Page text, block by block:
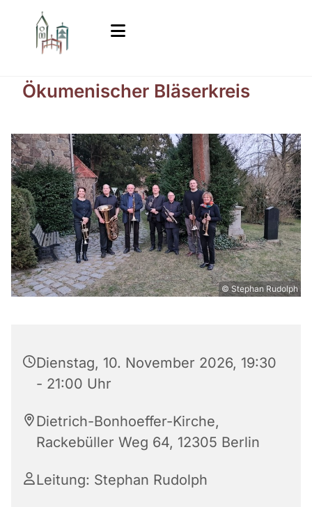
Ökumenischer Bläserkreis
© Stephan Rudolph
Dienstag, 10. November 2026, 19:30
- 21:00 Uhr
Dietrich-Bonhoeffer-Kirche,
Rackebüller Weg 64, 12305 Berlin
Leitung: Stephan Rudolph